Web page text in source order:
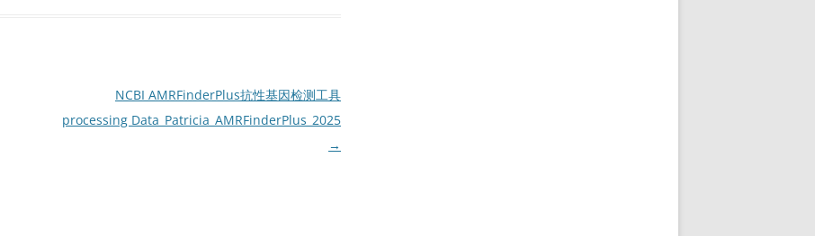
NCBI AMRFinderPlus抗性基因检测工具
processing Data_Patricia_AMRFinderPlus_2025
→